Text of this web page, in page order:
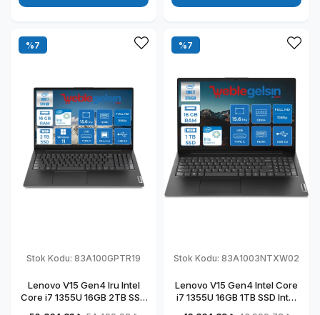
Stok Kodu: 83A100GPTR19
Lenovo V15 Gen4 Iru Intel
Core i7 1355U 16GB 2TB SSD
%7
Stok Kodu: 83A1003NTXW02
Lenovo V15 Gen4 Intel Core
i7 1355U 16GB 1TB SSD Intel
%7